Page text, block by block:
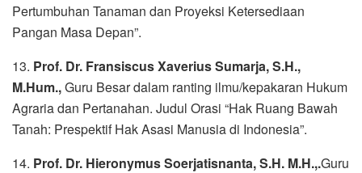
Pertumbuhan Tanaman dan Proyeksi Ketersediaan
Pangan Masa Depan”.
13. Prof. Dr. Fransiscus Xaverius Sumarja, S.H.,
M.Hum.,Guru Besar dalam ranting ilmu/kepakaran Hukum
Agraria dan Pertanahan. Judul Orasi “Hak Ruang Bawah
Tanah: Prespektif Hak Asasi Manusia di Indonesia”.
14. Prof. Dr. Hieronymus Soerjatisnanta, S.H. M.H.,.Guru